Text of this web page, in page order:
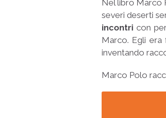
Nel libro Marco
severi deserti
incontri con
Marco. Egli
inventando
Marco Polo